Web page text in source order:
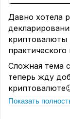
Давно хотела
криптовалюты
Сложная тема
теперь жду
Показать